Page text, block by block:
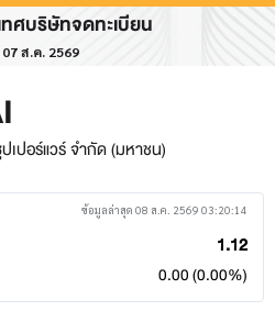
ศบริษัทจดทะเบียน
ส.ค. 2569
เปอร์แวร์ จำกัด (มหาชน)
ข้อมูลล่าสุด 08 ส.ค. 2569 03:20:14
1.12
0.00 (0.00%)